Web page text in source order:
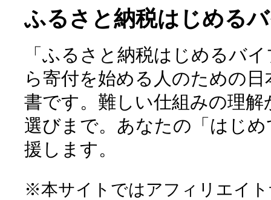
ふるさと納税はじめる
「ふるさと納税はじめるバ
ら寄付を始める人のための
書です。難しい仕組みの理
選びまで。あなたの「はじ
援します。
※本サイトではアフィリエイ